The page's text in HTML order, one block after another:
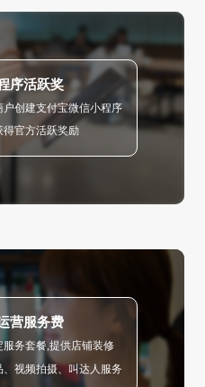
序活跃奖
户创建支付宝微信小程序
得官方活跃奖励
营服务费
服务套餐,提供店铺装修
、视频拍摄、叫达人服务